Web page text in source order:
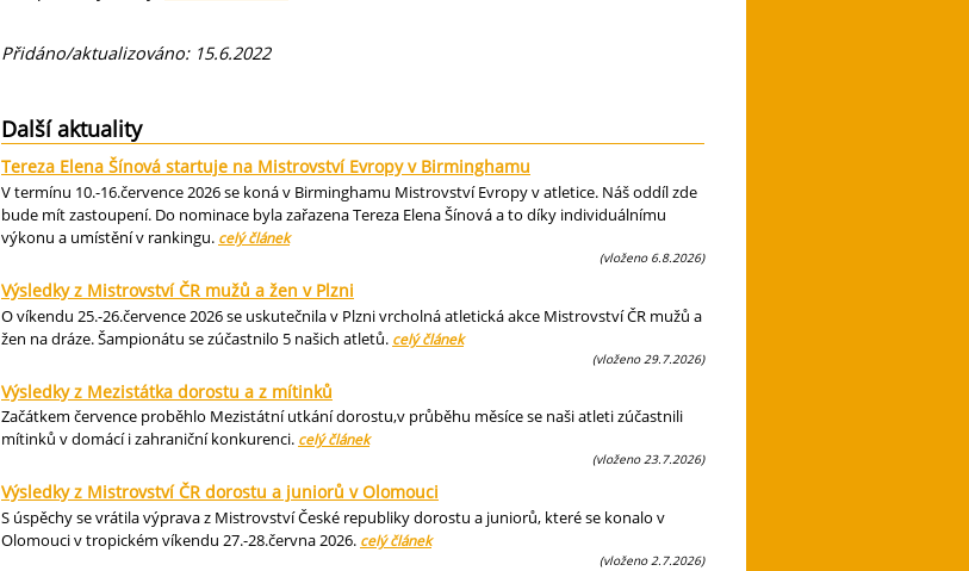
Přidáno/aktualizováno: 15.6.2022
Další aktuality
Tereza Elena Šínová startuje na Mistrovství Evropy v Birminghamu
V termínu 10.-16.července 2026 se koná v Birminghamu Mistrovství Evropy v atletice. Náš oddíl zde
bude mít zastoupení. Do nominace byla zařazena Tereza Elena Šínová a to díky individuálnímu
výkonu a umístění v rankingu. celý článek
(vloženo 6.8.2026)
Výsledky z Mistrovství ČR mužů a žen v Plzni
O víkendu 25.-26.července 2026 se uskutečnila v Plzni vrcholná atletická akce Mistrovství ČR mužů a
žen na dráze. Šampionátu se zúčastnilo 5 našich atletů. celý článek
(vloženo 29.7.2026)
Výsledky z Mezistátka dorostu a z mítinků
Začátkem července proběhlo Mezistátní utkání dorostu,v průběhu měsíce se naši atleti zúčastnili
mítinků v domácí i zahraniční konkurenci. celý článek
(vloženo 23.7.2026)
Výsledky z Mistrovství ČR dorostu a juniorů v Olomouci
S úspěchy se vrátila výprava z Mistrovství České republiky dorostu a juniorů, které se konalo v
Olomouci v tropickém víkendu 27.-28.června 2026. celý článek
(vloženo 2.7.2026)